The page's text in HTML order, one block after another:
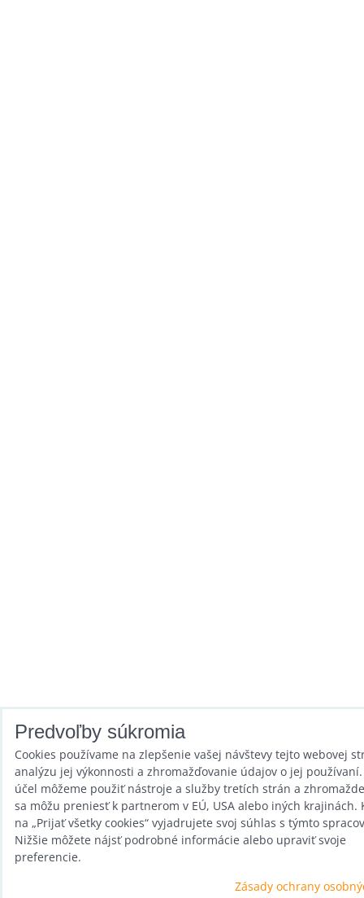
Predvoľby súkromia
Cookies používame na zlepšenie vašej návštevy tejto webovej
analýzu jej výkonnosti a zhromažďovanie údajov o jej
účel môžeme použiť nástroje a služby tretích strán a
sa môžu preniesť k partnerom v EÚ, USA alebo iných krajinách.
na „Prijať všetky cookies“ vyjadrujete svoj súhlas s týmto
Nižšie môžete nájsť podrobné informácie alebo upraviť svoje
preferencie.
Zásady ochrany